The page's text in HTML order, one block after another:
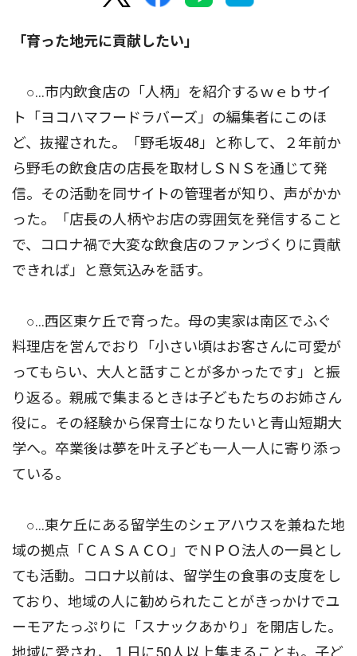
「育った地元に貢献したい」
○…市内飲食店の「人柄」を紹介するｗｅｂサイ
ト「ヨコハマフードラバーズ」の編集者にこのほ
ど、抜擢された。「野毛坂48」と称して、２年前か
ら野毛の飲食店の店長を取材しＳＮＳを通じて発
信。その活動を同サイトの管理者が知り、声がかか
った。「店長の人柄やお店の雰囲気を発信すること
で、コロナ禍で大変な飲食店のファンづくりに貢献
できれば」と意気込みを話す。
○…西区東ケ丘で育った。母の実家は南区でふぐ
料理店を営んでおり「小さい頃はお客さんに可愛が
ってもらい、大人と話すことが多かったです」と振
り返る。親戚で集まるときは子どもたちのお姉さん
役に。その経験から保育士になりたいと青山短期大
学へ。卒業後は夢を叶え子ども一人一人に寄り添っ
ている。
○…東ケ丘にある留学生のシェアハウスを兼ねた地
域の拠点「ＣＡＳＡＣＯ」でＮＰＯ法人の一員とし
ても活動。コロナ以前は、留学生の食事の支度をし
ており、地域の人に勧められたことがきっかけでユ
ーモアたっぷりに「スナックあかり」を開店した。
地域に愛され、１日に50人以上集まることも。子ど